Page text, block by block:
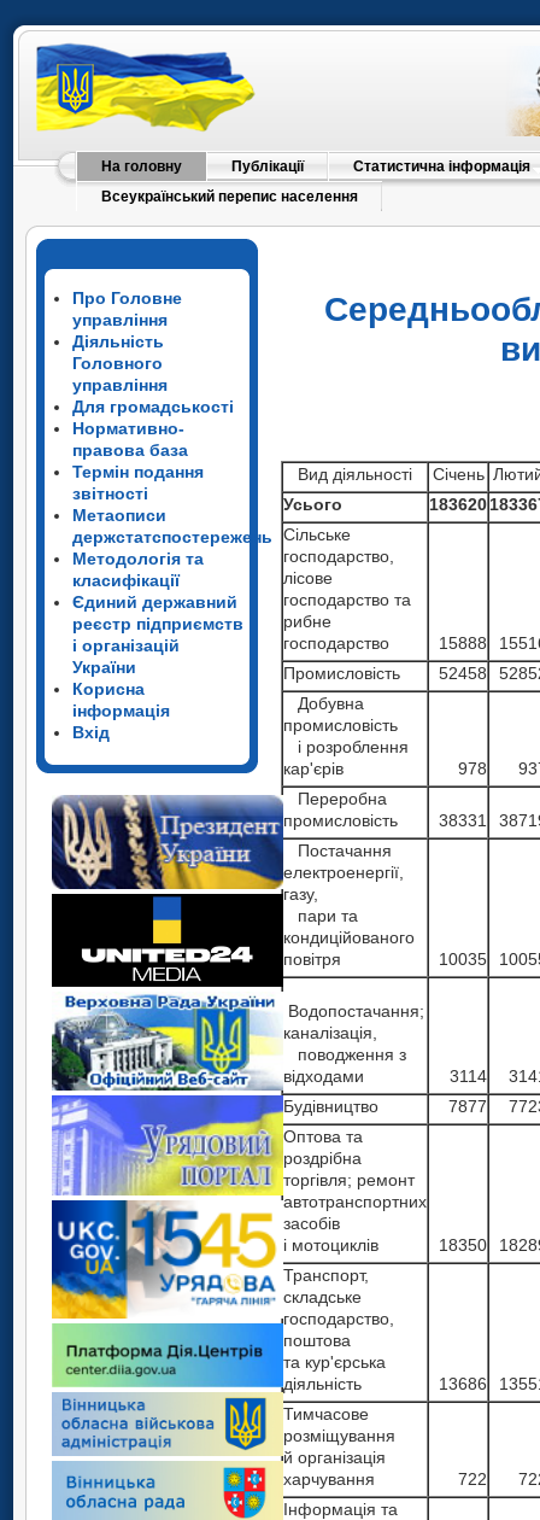
На головну Публікації
Статистична інформація
Всеукраїнський перепис населення
Про Головне
управління
Діяльність
Головного
управління
Для громадськості
Нормативно-
правова база
Термін подання
звітності
Метаописи
держстатспостережень
Методологія та
класифікації
Єдиний державний
реєстр підприємств
і організацій
України
Корисна
інформація
Вхід
Вид діяльності Cічень
Усього
183620
Сільське
господарство,
лісове
господарство та
рибне
господарство
15888
Промисловість
52458
Добувна
промисловість
і розроблення
кар'єрів
978
Переробна
промисловість
38331
Постачання
електроенергії,
газу,
пари та
кондиційованого
повітря
10035
Водопостачання;
каналізація,
поводження з
відходами
3114
Будівництво
7877
Оптова та
роздрібна
торгівля; ремонт
автотранспортних
засобів
і мотоциклів
18350
Транспорт,
складське
господарство,
поштова
та кур'єрська
діяльність
13686
Тимчасове
розміщування
й організація
харчування
722
Інформація та